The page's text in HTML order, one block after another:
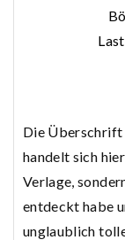
Die Überschrift
handelt sich
Verlage,
entdeckt habe
unglaublich